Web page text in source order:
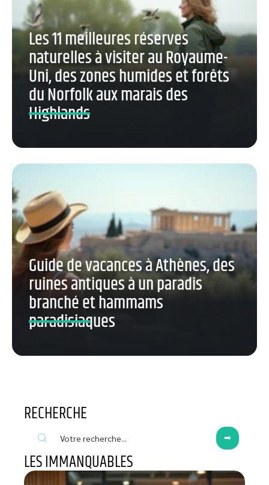
Les 11 meilleures réserves
naturelles à visiter au Royaume-
Uni, des zones humides et forêts
du Norfolk aux marais des
Highlands
Guide de vacances à Athènes, des
ruines antiques à un paradis
branché et hammams
paradisiaques
RECHERCHE
LES IMMANQUABLES